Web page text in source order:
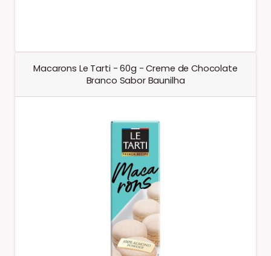
Macarons Le Tarti - 60g - Creme de Chocolate
Branco Sabor Baunilha